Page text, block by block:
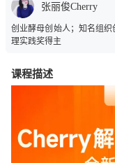
张丽俊Cherry
创业酵母创始人；知名组
理实践奖得主
课程描述